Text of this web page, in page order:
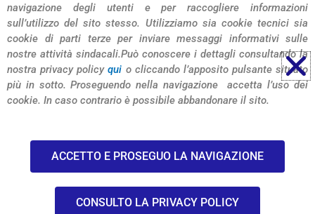
CONDIVIDI L'ARTICOLO
© 2026 SIULP Verona
-privacy policy-
navigazione degli utenti e per raccogliere informazioni
sull’utilizzo del sito stesso. Utilizziamo sia cookie tecnici sia
cookie di parti terze per inviare messaggi informativi sulle
nostre attività sindacali.Può conoscere i dettagli consultando la
nostra privacy policyqui o cliccando l’apposito pulsante situato
più in sotto. Proseguendo nella navigazione accetta l’uso dei
cookie. In caso contrario è possibile abbandonare il sito.
ACCETTO E PROSEGUO LA NAVIGAZIONE
CONSULTO LA PRIVACY POLICY